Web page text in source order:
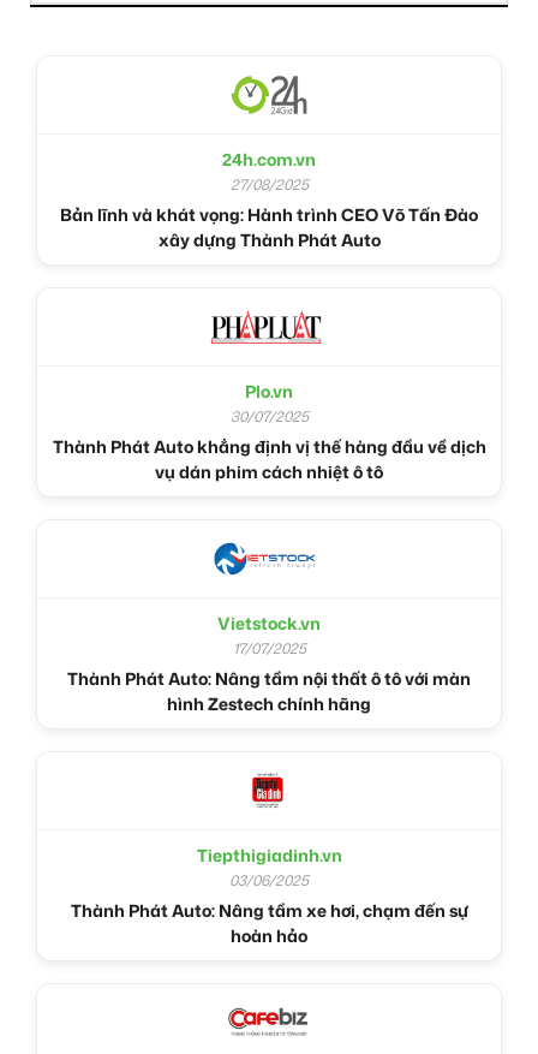
24h.com.vn
27/08/2025
Bản lĩnh và khát vọng: Hành trình CEO Võ Tấn Đào
xây dựng Thành Phát Auto
Plo.vn
30/07/2025
Thành Phát Auto khẳng định vị thế hàng đầu về dịch
vụ dán phim cách nhiệt ô tô
Vietstock.vn
17/07/2025
Thành Phát Auto: Nâng tầm nội thất ô tô với màn
hình Zestech chính hãng
Tiepthigiadinh.vn
03/06/2025
Thành Phát Auto: Nâng tầm xe hơi, chạm đến sự
hoàn hảo